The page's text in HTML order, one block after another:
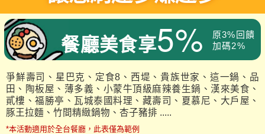
餐廳美食享5%
原3%回饋
加碼2%
爭鮮壽司、星巴克、定食8、西堤、貴族世家、這一鍋、品
田、陶板屋、薄多義、小蒙牛頂級麻辣養生鍋、漢來美食、
貳樓、福勝亭、瓦城泰國料理、藏壽司、夏慕尼、大戶屋、
豚王拉麵、竹間精緻鍋物、杏子豬排 .....
*本活動適用於全台餐廳，此表僅為範例